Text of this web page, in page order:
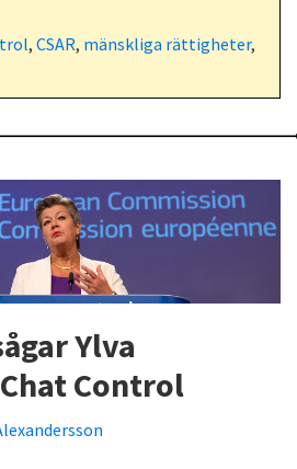
, CSAR, mänskliga rättigheter,
Ylva
Control